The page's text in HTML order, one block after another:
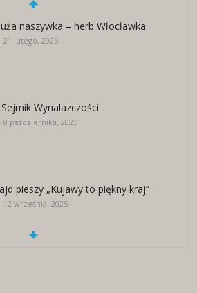
naszywka – herb Włocławka
21 lutego, 2026
Sejmik Wynalazczości
8 października, 2025
pieszy „Kujawy to piękny kraj”
12 września, 2025